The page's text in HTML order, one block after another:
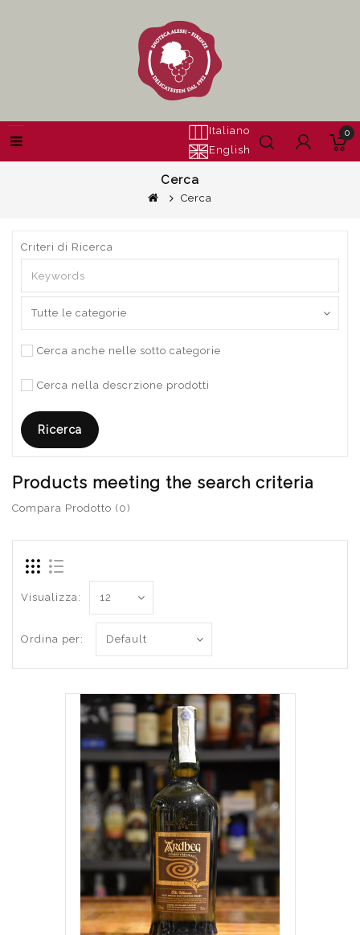
Italiano
English
0
Cerca
Cerca
Criteri di Ricerca
Cerca anche nelle sotto categorie
Cerca nella descrzione prodotti
Products meeting the search criteria
Compara Prodotto (0)
Visualizza:
Ordina per: